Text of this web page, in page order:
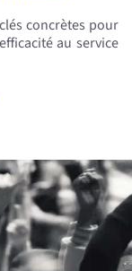
concrètes pour
au service